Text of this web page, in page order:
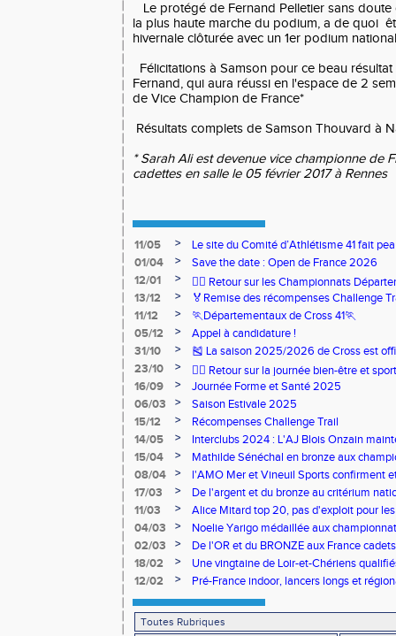
Le protégé de Fernand Pelletier sans
la plus haute marche du podium, a de quoi
hivernale clôturée avec un 1er podium
Félicitations à Samson pour ce beau
Fernand, qui aura réussi en l'espace de 2
de Vice Champion de France*
Résultats complets de Samson Thouvard à
* Sarah Ali est devenue vice championne de
cadettes en salle le 05 février 2017 à Rennes
11/05 >
Le site du Comité d’Athlétisme 41 fait
01/04
>
Save the date : Open de France 2026
12/01
>
🏃‍♂️ Retour sur les Championnats
13/12
>
🏅Remise des récompenses Challenge
11/12
>
🏃Départementaux de Cross 41🏃
05/12
>
Appel à candidature !
31/10
>
🎽 La saison 2025/2026 de Cross est
23/10
>
🧘‍♀️ Retour sur la journée bien-être et
16/09
>
Journée Forme et Santé 2025
06/03
>
Saison Estivale 2025
15/12
>
Récompenses Challenge Trail
14/05
>
Interclubs 2024 : L'AJ Blois Onzain
Romorantin en N2B
15/04 >
Mathilde Sénéchal en bronze aux
08/04
>
l'AMO Mer et Vineuil Sports confirment
benjamins
17/03 >
De l'argent et du bronze au critérium
11/03
>
Alice Mitard top 20, pas d'exploit pour
04/03
>
Noelie Yarigo médaillée aux
02/03
>
De l'OR et du BRONZE aux France
18/02
>
Une vingtaine de Loir-et-Chériens
12/02
> Pré-France indoor, lancers longs et